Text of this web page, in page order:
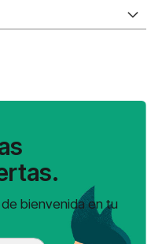
bienvenida en tu